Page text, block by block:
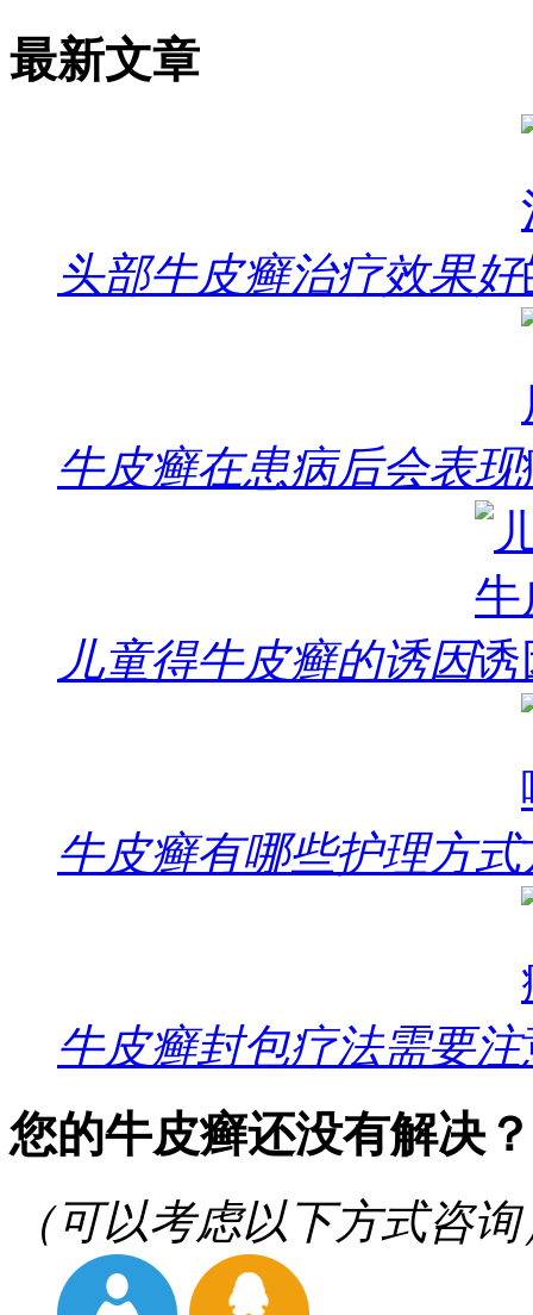
最新文章
头部牛皮癣治疗效果好
牛皮癣在患病后会表现
儿童得牛皮癣的诱因
牛皮癣有哪些护理方式
牛皮癣封包疗法需要注
您的牛皮癣还没有解决？
（可以考虑以下方式咨询